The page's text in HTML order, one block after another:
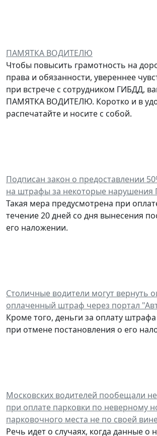
ПАМЯТКА ВОДИТЕЛЮ
Чтобы повысить грамотность на
права и обязанности, увереннее
при встрече с сотрудником ГИБДД,
ПАМЯТКА ВОДИТЕЛЮ. Коротко и в
распечатайте и носите с собой.
Подписан закон о предоставлении
на штрафы за некоторые нарушения
Такая мера предусмотрена при
течение 20 дней со дня вынесения
его наложении.
Столичные водители могут вернуть
оплаченный штраф через портал
Кроме того, деньги за оплату
при отмене постановления о его
Московских водителей пообещали
при оплате парковки по неверному
парковочного места не по своей
Речь идет о случаях, когда данные о